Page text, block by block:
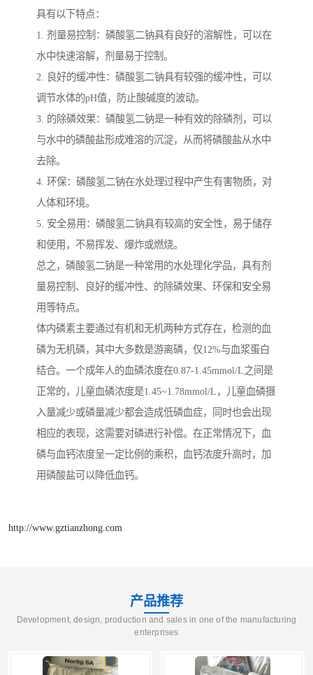
具有以下特点：
1. 剂量易控制：磷酸氢二钠具有良好的溶解性，可以在
水中快速溶解，剂量易于控制。
2. 良好的缓冲性：磷酸氢二钠具有较强的缓冲性，可以
调节水体的pH值，防止酸碱度的波动。
3. 的除磷效果：磷酸氢二钠是一种有效的除磷剂，可以
与水中的磷酸盐形成难溶的沉淀，从而将磷酸盐从水中
去除。
4. 环保：磷酸氢二钠在水处理过程中产生有害物质，对
人体和环境。
5. 安全易用：磷酸氢二钠具有较高的安全性，易于储存
和使用，不易挥发、爆炸或燃烧。
总之，磷酸氢二钠是一种常用的水处理化学品，具有剂
量易控制、良好的缓冲性、的除磷效果、环保和安全易
用等特点。
体内磷素主要通过有机和无机两种方式存在，检测的血
磷为无机磷，其中大多数是游离磷，仅12%与血浆蛋白
结合。一个成年人的血磷浓度在0.87-1.45mmol/L之间是
正常的，儿童血磷浓度是1.45~1.78mmol/L，儿童血磷摄
入量减少或磷量减少都会造成低磷血症，同时也会出现
相应的表现，这需要对磷进行补偿。在正常情况下，血
磷与血钙浓度呈一定比例的乘积，血钙浓度升高时，加
用磷酸盐可以降低血钙。
http://www.gztianzhong.com
产品推荐
Development, design, production and sales in one of the manufacturing
enterprises